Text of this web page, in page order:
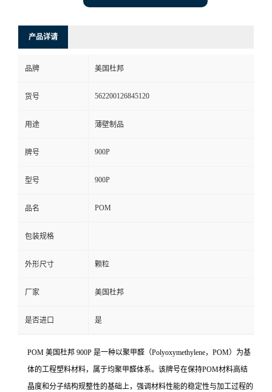
产品详请
品牌 美国杜邦
货号 562200126845120
用途 薄壁制品
牌号 900P
型号 900P
品名 POM
包装规格
外形尺寸 颗粒
厂家 美国杜邦
是否进口 是
POM 美国杜邦 900P 是一种以聚甲醛（Polyoxymethylene，POM）为基
体的工程塑料材料，属于均聚甲醛体系。该牌号在保持POM材料高结
晶度和分子结构规整性的基础上，强调材料性能的稳定性与加工过程的